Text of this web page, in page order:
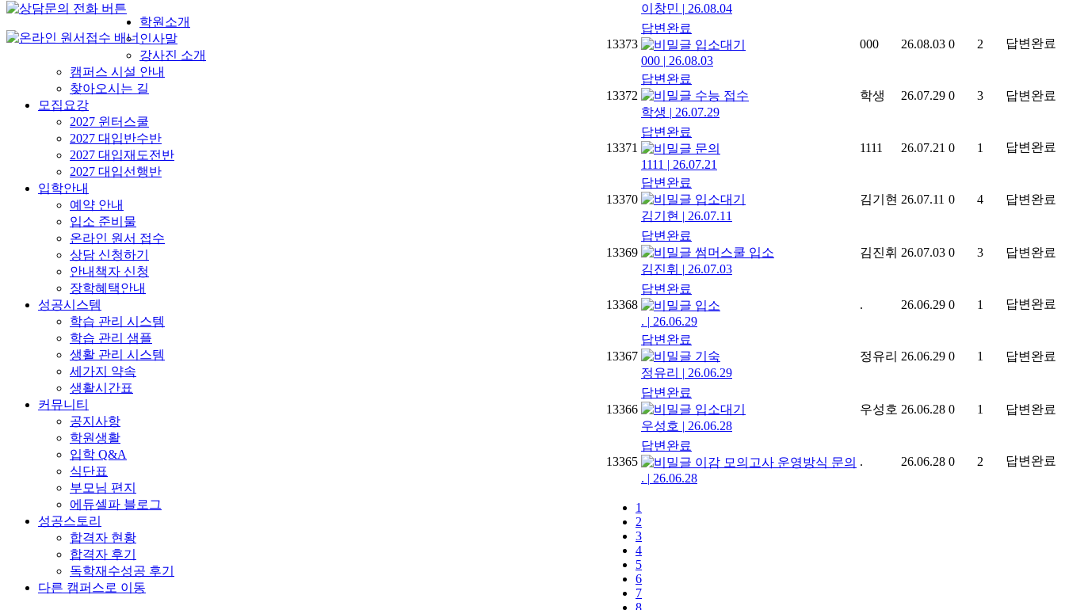
이창민 | 26.08.04
13373
답변완료
입소대기
000 | 26.08.03
000 26.08.03 0 2 답변완료
13372
답변완료
수능 접수
학생 | 26.07.29
학생 26.07.29 0 3 답변완료
13371
답변완료
문의
1111 | 26.07.21
1111 26.07.21 0 1 답변완료
13370
답변완료
입소대기
김기현 | 26.07.11
김기현 26.07.11 0 4 답변완료
13369
답변완료
썸머스쿨 입소
김진휘 | 26.07.03
김진휘 26.07.03 0 3 답변완료
13368
답변완료
입소
. | 26.06.29
. 26.06.29 0 1 답변완료
13367
답변완료
기숙
정유리 | 26.06.29
정유리 26.06.29 0 1 답변완료
13366
답변완료
입소대기
우성호 | 26.06.28
우성호 26.06.28 0 1 답변완료
13365
답변완료
이감 모의고사 운영방식 문의
. | 26.06.28
. 26.06.28 0 2 답변완료
1
2
3
4
5
6
7
8
학원소개
인사말
강사진 소개
캠퍼스 시설 안내
찾아오시는 길
모집요강
2027 윈터스쿨
2027 대입반수반
2027 대입재도전반
2027 대입선행반
입학안내
예약 안내
입소 준비물
온라인 원서 접수
상담 신청하기
안내책자 신청
장학혜택안내
성공시스템
학습 관리 시스템
학습 관리 샘플
생활 관리 시스템
세가지 약속
생활시간표
커뮤니티
공지사항
학원생활
입학 Q&A
식단표
부모님 편지
에듀셀파 블로그
성공스토리
합격자 현황
합격자 후기
독학재수성공 후기
다른 캠퍼스로 이동